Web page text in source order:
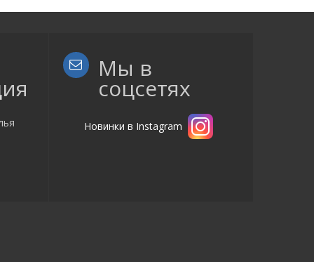
Мы в
соцсетях
Новинки в Instagram